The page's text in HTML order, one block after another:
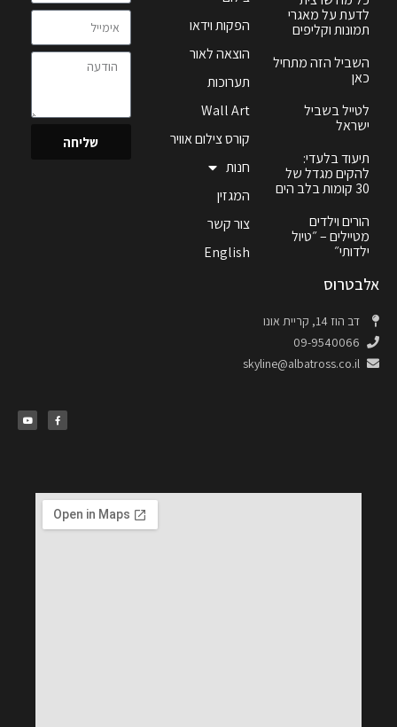
לדעת על מאגרי
תמונות וקליפים
השביל הזה מתחיל
כאן
לטייל בשביל
ישראל
תיעוד בלעדי:
להקים מגדל של
30 קומות בלב הים
הורים וילדים
מטיילים – ״טיול
ילדותי״
הפקות וידאו
הוצאה לאור
תערוכות
Wall Art
קורס צילום אוויר
חנות
המגזין
צור קשר
English
שליחה
אלבטרוס
דב הוז 14, קריית אונו
09-9540066
skyline@albatross.co.il